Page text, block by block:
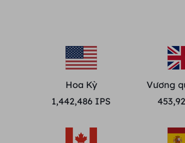
Hoa Kỳ
1,442,486 IPS
Vương